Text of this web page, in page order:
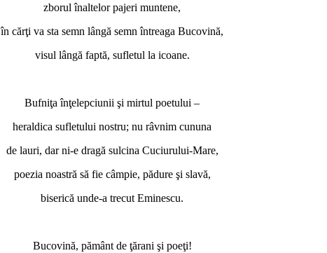
zborul înaltelor pajeri muntene,
în cărţi va sta semn lângă semn întreaga Bucovină,
visul lângă faptă, sufletul la icoane.
Bufniţa înţelepciunii şi mirtul poetului –
heraldica sufletului nostru; nu râvnim cununa
de lauri, dar ni-e dragă sulcina Cuciurului-Mare,
poezia noastră să fie câmpie, pădure şi slavă,
biserică unde-a trecut Eminescu.
Bucovină, pământ de ţărani şi poeţi!